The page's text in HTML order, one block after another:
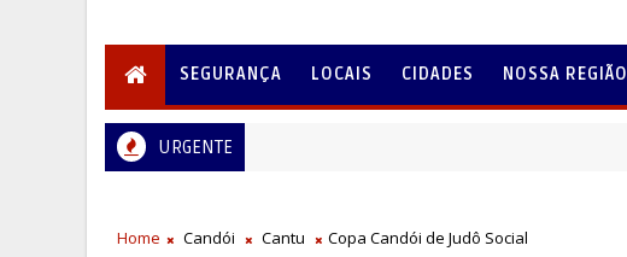
SEGURANÇA LOCAIS CIDADES NOSSA REGIÃO
URGENTE
Home Candói Cantu Copa Candói de Judô Social